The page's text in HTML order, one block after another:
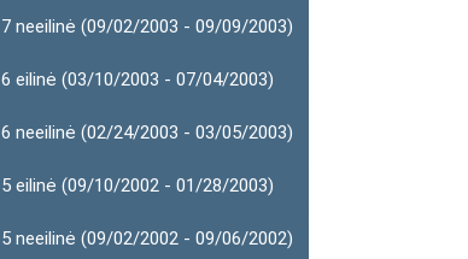
7 neeilinė (09/02/2003 - 09/09/2003)
6 eilinė (03/10/2003 - 07/04/2003)
6 neeilinė (02/24/2003 - 03/05/2003)
5 eilinė (09/10/2002 - 01/28/2003)
5 neeilinė (09/02/2002 - 09/06/2002)